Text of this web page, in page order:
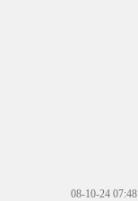
08-10-24 07:48